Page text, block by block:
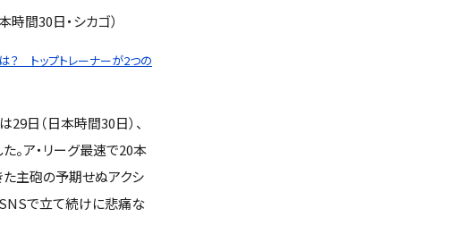
時間30日・シカゴ）
？ トップトレーナーが2つの
日（日本時間30日）、
。ア・リーグ最速で20本
主砲の予期せぬアクシ
で立て続けに悲痛な